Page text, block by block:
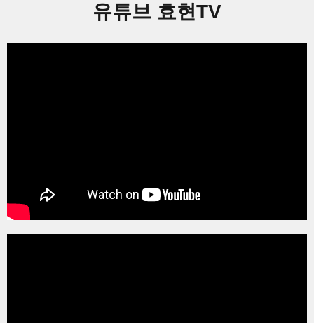
유튜브 효현TV